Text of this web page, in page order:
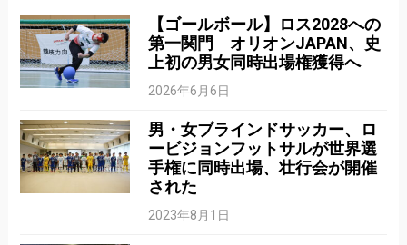
【ゴールボール】ロス2028への
第一関門 オリオンJAPAN、史
上初の男女同時出場権獲得へ
2026年6月6日
男・女ブラインドサッカー、ロ
ービジョンフットサルが世界選
手権に同時出場、壮行会が開催
された
2023年8月1日